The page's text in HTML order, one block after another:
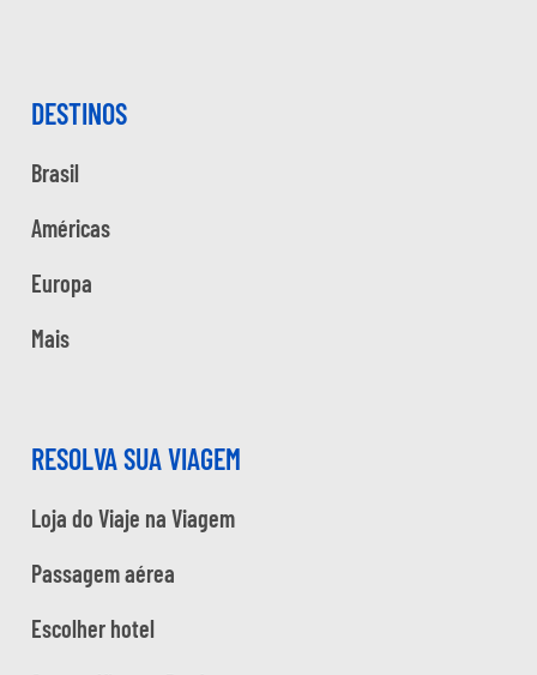
DESTINOS
Brasil
Américas
Europa
Mais
RESOLVA SUA VIAGEM
Loja do Viaje na Viagem
Passagem aérea
Escolher hotel